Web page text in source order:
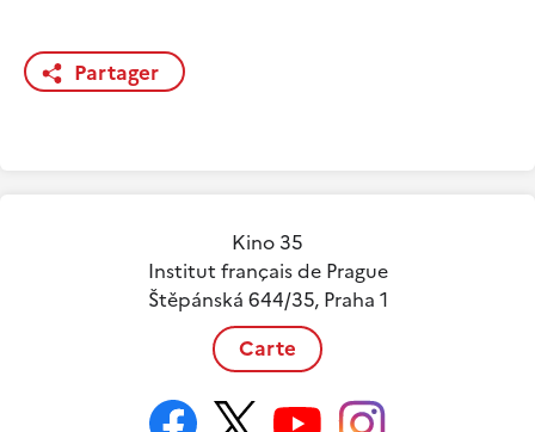
Partager
Kino 35
Institut français de Prague
Štěpánská 644/35, Praha 1
Carte